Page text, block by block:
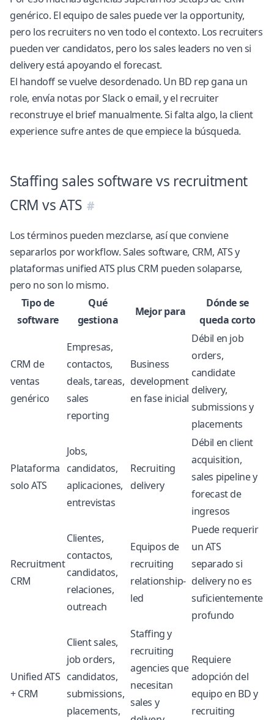
genérico. El equipo de sales puede ver la opportunity,
pero los recruiters no ven todo el contexto. Los recruiters
pueden ver candidatos, pero los sales leaders no ven si
delivery está apoyando el forecast.
El handoff se vuelve desordenado. Un BD rep gana un
role, envía notas por Slack o email, y el recruiter
reconstruye el brief manualmente. Si falta algo, la client
experience sufre antes de que empiece la búsqueda.
Staffing sales software vs recruitment
CRM vs ATS
Los términos pueden mezclarse, así que conviene
separarlos por workflow. Sales software, CRM, ATS y
plataformas unified ATS plus CRM pueden solaparse,
pero no son lo mismo.
Tipo de
software
Qué
gestiona
Mejor para
Dónde se
queda corto
CRM de
ventas
genérico
Empresas,
contactos,
deals, tareas,
sales
reporting
Business
development
en fase inicial
Débil en job
orders,
candidate
delivery,
submissions y
placements
Plataforma
solo ATS
Jobs,
candidatos,
aplicaciones,
entrevistas
Recruiting
delivery
Débil en client
acquisition,
sales pipeline y
forecast de
ingresos
Recruitment
CRM
Clientes,
contactos,
candidatos,
relaciones,
outreach
Equipos de
recruiting
relationship-
led
Puede requerir
un ATS
separado si
delivery no es
suficientemente
profundo
Unified ATS
+ CRM
Client sales,
job orders,
candidatos,
submissions,
placements,
Staffing y
recruiting
agencies que
necesitan
sales y
Requiere
adopción del
equipo en BD y
recruiting